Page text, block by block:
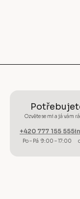
Ozvěte se mi a já vám
+420 777 155 555
Po – Pá 9:00 – 17:00